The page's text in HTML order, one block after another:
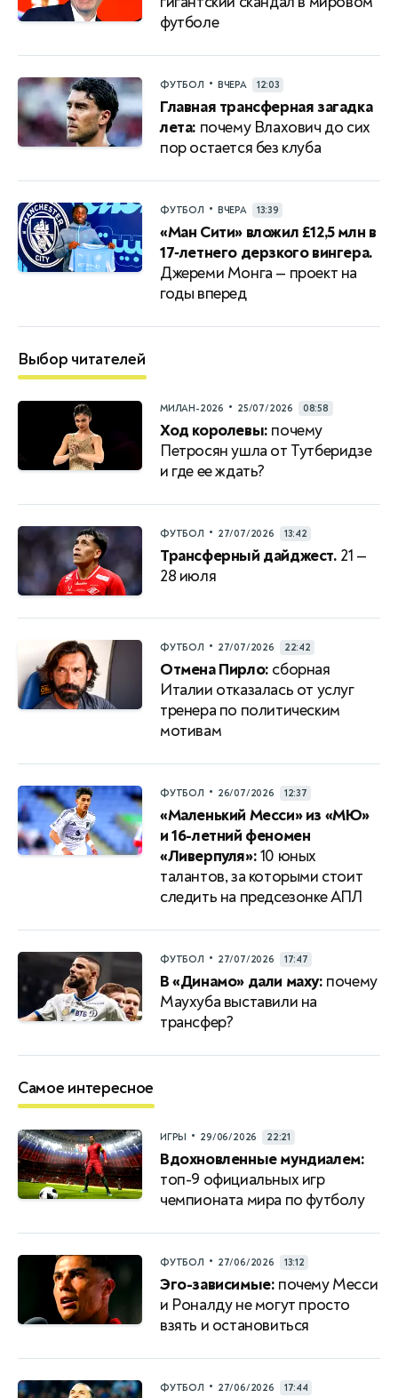
футболе
ФУТБОЛ • ВЧЕРА 12:03
Главная трансферная загадка
лета: почему Влахович до сих
пор остается без клуба
ФУТБОЛ • ВЧЕРА 13:39
«Ман Сити» вложил £12,5 млн в
17‑летнего дерзкого вингера.
Джереми Монга — проект на
годы вперед
Выбор читателей
МИЛАН-2026 • 25/07/2026 08:58
Ход королевы: почему
Петросян ушла от Тутберидзе
и где ее ждать?
ФУТБОЛ • 27/07/2026 13:42
Трансферный дайджест. 21 —
28 июля
ФУТБОЛ • 27/07/2026 22:42
Отмена Пирло: сборная
Италии отказалась от услуг
тренера по политическим
мотивам
ФУТБОЛ • 26/07/2026 12:37
«Маленький Месси» из «МЮ»
и 16-летний феномен
«Ливерпуля»:10 юных
талантов, за которыми стоит
следить на предсезонке АПЛ
ФУТБОЛ • 27/07/2026 17:47
В «Динамо» дали маху: почему
Маухуба выставили на
трансфер?
Самое интересное
ИГРЫ • 29/06/2026 22:21
Вдохновленные мундиалем:
топ-9 официальных игр
чемпионата мира по футболу
ФУТБОЛ • 27/06/2026 13:12
Эго-зависимые: почему Месси
и Роналду не могут просто
взять и остановиться
ФУТБОЛ • 27/06/2026 17:44